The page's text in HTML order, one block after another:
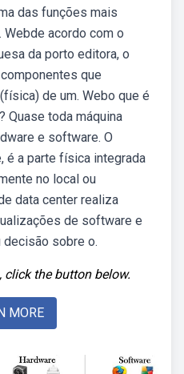
das funções mais
acordo com o
da porto editora, o
que
de um. Webo que é
Quase toda máquina
e software. O
é a parte física integrada
no local ou
data center realiza
de software e
decisão sobre o.
the button below.
MORE